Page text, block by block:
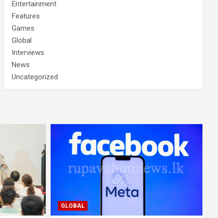
Entertainment
Features
Games
Global
Interviews
News
Uncategorized
GLOBAL